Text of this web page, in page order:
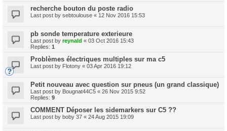
recherche bouton du poste radio
Last post by sebtoulouse « 12 Nov 2016 15:53
pb sonde temperature exterieure
Last post by reynald « 03 Oct 2016 15:43
Replies: 1
Problèmes électriques multiples sur ma c5
Last post by Flotony « 03 Apr 2016 19:12
Petit nouveau avec question sur pneus (un grand classique)
Last post by Bougnat44C5 « 26 Nov 2015 9:52
Replies: 9
COMMENT Déposer les sidemarkers sur C5 ??
Last post by boby 37 « 24 Aug 2015 19:09